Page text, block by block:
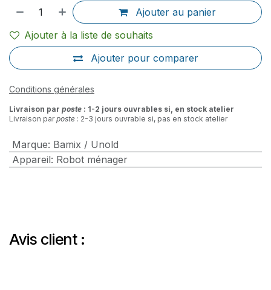
Ajouter au panier
Ajouter pour comparer
Ajouter à la liste de souhaits
Conditions générales
Livraison par poste : 1-2 jours ouvrables si, en stock atelier
Livraison parposte : 2-3 jours ouvrable si, pas en stock atelier
Marque: Bamix / Unold
Appareil: Robot ménager
Avis client :